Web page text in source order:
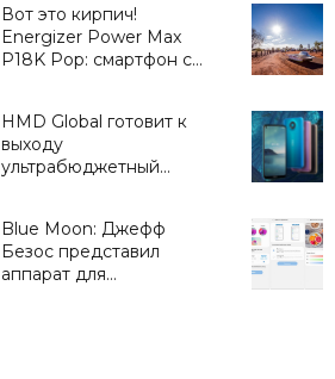
- «Смартфоны»
Вот это кирпич!
Energizer Power Max
P18K Pop: смартфон с
2019 - «Смартфоны»
HMD Global готовит к
выходу
ультрабюджетный
чипом Unisoc -
«Смартфоны»
Blue Moon: Джефф
Безос представил
аппарат для